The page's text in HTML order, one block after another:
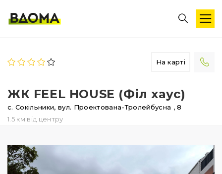
На карті
ЖК FEEL HOUSE (Філ хаус)
с. Сокільники, вул. Проектована-Тролейбусна , 8
1.5 км від центру